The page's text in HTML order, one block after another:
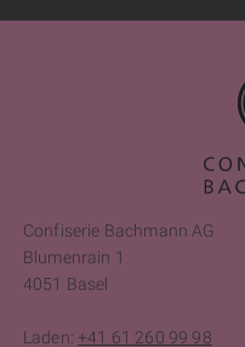
Confiserie Bachmann AG
Blumenrain 1
4051 Basel
Laden:+41 61 260 99 98